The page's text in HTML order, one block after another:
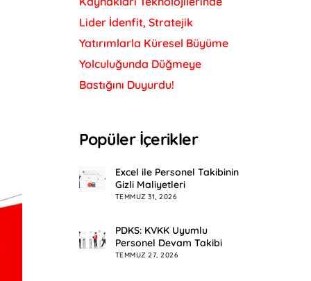
Lider İdenfit, Stratejik
Yatırımlarla Küresel Büyüme
Yolculuğunda Düğmeye
Bastığını Duyurdu!
Popüler İçerikler
Excel ile Personel Takibinin
Gizli Maliyetleri
TEMMUZ 31, 2026
PDKS: KVKK Uyumlu
Personel Devam Takibi
TEMMUZ 27, 2026